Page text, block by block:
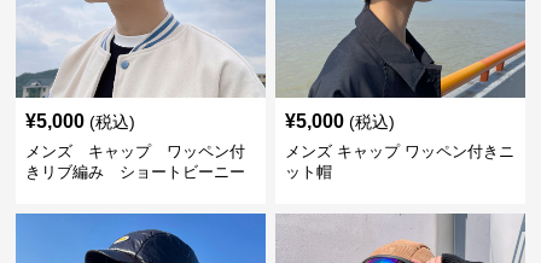
¥5,000 (税込)
メンズ キャップ ワッペン付
きリブ編み ショートビーニー
¥5,000 (税込)
メンズ キャップ ワッペン付きニ
ット帽